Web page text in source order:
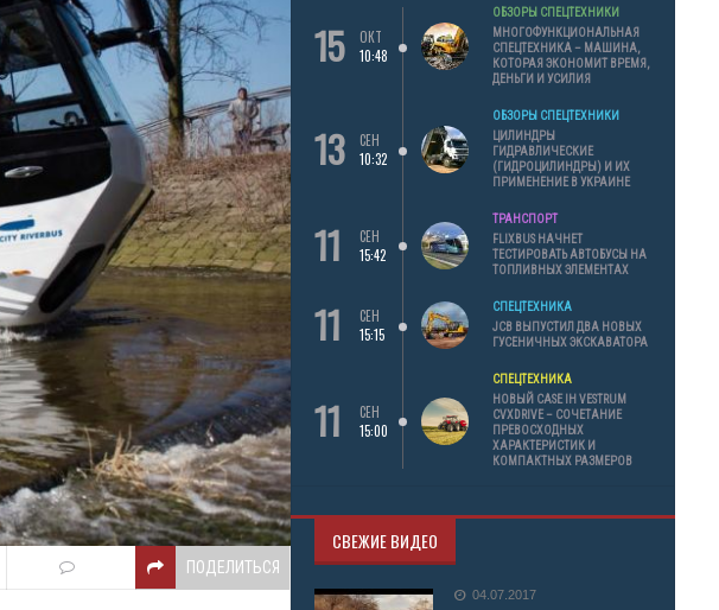
ПОДЕЛИТЬСЯ
15
ОКТ
10:48
ОБЗОРЫ СПЕЦТЕХНИКИ
МНОГОФУНКЦИОНАЛЬНАЯ
СПЕЦТЕХНИКА – МАШИНА,
КОТОРАЯ ЭКОНОМИТ ВРЕМЯ,
ДЕНЬГИ И УСИЛИЯ
13
СЕН
10:32
ОБЗОРЫ СПЕЦТЕХНИКИ
ЦИЛИНДРЫ
ГИДРАВЛИЧЕСКИЕ
(ГИДРОЦИЛИНДРЫ) И ИХ
ПРИМЕНЕНИЕ В УКРАИНЕ
11
СЕН
15:42
ТРАНСПОРТ
FLIXBUS НАЧНЕТ
ТЕСТИРОВАТЬ АВТОБУСЫ НА
ТОПЛИВНЫХ ЭЛЕМЕНТАХ
11
СЕН
15:15
СПЕЦТЕХНИКА
JCB ВЫПУСТИЛ ДВА НОВЫХ
ГУСЕНИЧНЫХ ЭКСКАВАТОРА
11
СЕН
15:00
СПЕЦТЕХНИКА
НОВЫЙ CASE IH VESTRUM
CVXDRIVE – СОЧЕТАНИЕ
ПРЕВОСХОДНЫХ
ХАРАКТЕРИСТИК И
КОМПАКТНЫХ РАЗМЕРОВ
СВЕЖИЕ ВИДЕО
04.07.2017